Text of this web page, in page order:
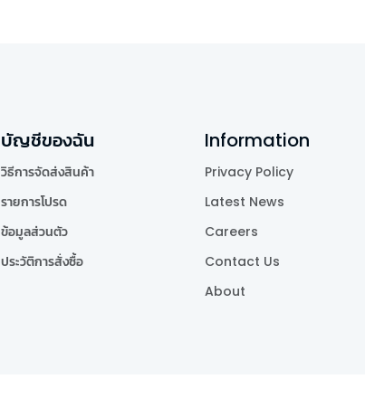
บัญชีของฉัน
วิธีการจัดส่งสินค้า
รายการโปรด
ข้อมูลส่วนตัว
ประวัติการสั่งซื้อ
Information
Privacy Policy
Latest News
Careers
Contact Us
About